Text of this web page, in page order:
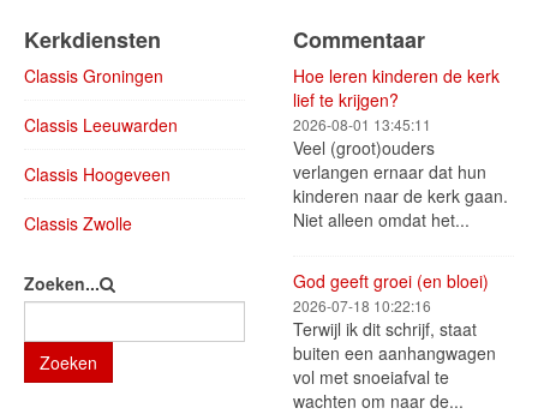
Kerkdiensten
Classis Groningen
Classis Leeuwarden
Classis Hoogeveen
Classis Zwolle
Zoeken...
Zoeken
Commentaar
Hoe leren kinderen de kerk
lief te krijgen?
2026-08-01 13:45:11
Veel (groot)ouders
verlangen ernaar dat hun
kinderen naar de kerk gaan.
Niet alleen omdat het...
God geeft groei (en bloei)
2026-07-18 10:22:16
Terwijl ik dit schrijf, staat
buiten een aanhangwagen
vol met snoeiafval te
wachten om naar de...